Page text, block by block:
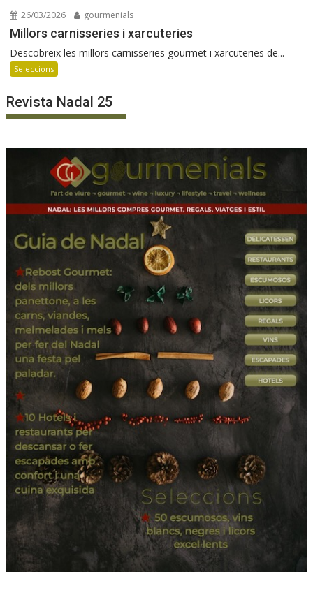
26/03/2026 gourmenials
Millors carnisseries i xarcuteries
Descobreix les millors carnisseries gourmet i xarcuteries de...
Seleccions
Revista Nadal 25